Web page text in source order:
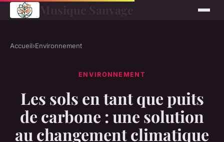
Accueil›Environnement
ENVIRONNEMENT
Les sols en tant que puits
de carbone : une solution
au changement climatique